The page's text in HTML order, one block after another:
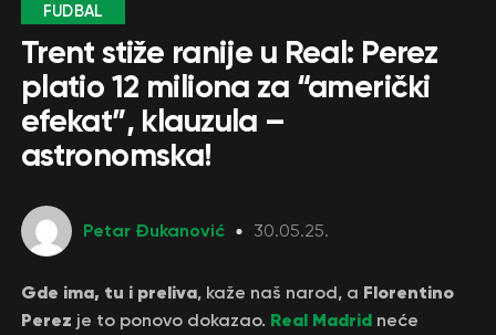
FUDBAL
Trent stiže ranije u Real: Perez
platio 12 miliona za “američki
efekat”, klauzula –
astronomska!
Petar Đukanović 30.05.25.
Gde ima, tu i preliva, kaže naš narod, a Florentino
Perez je to ponovo dokazao. Real Madridneće